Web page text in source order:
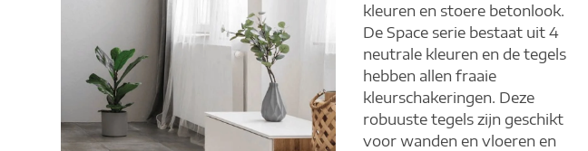
kleuren en stoere betonlook.
De Space serie bestaat uit 4
neutrale kleuren en de tegels
hebben allen fraaie
kleurschakeringen. Deze
robuuste tegels zijn geschikt
voor wanden en vloeren en